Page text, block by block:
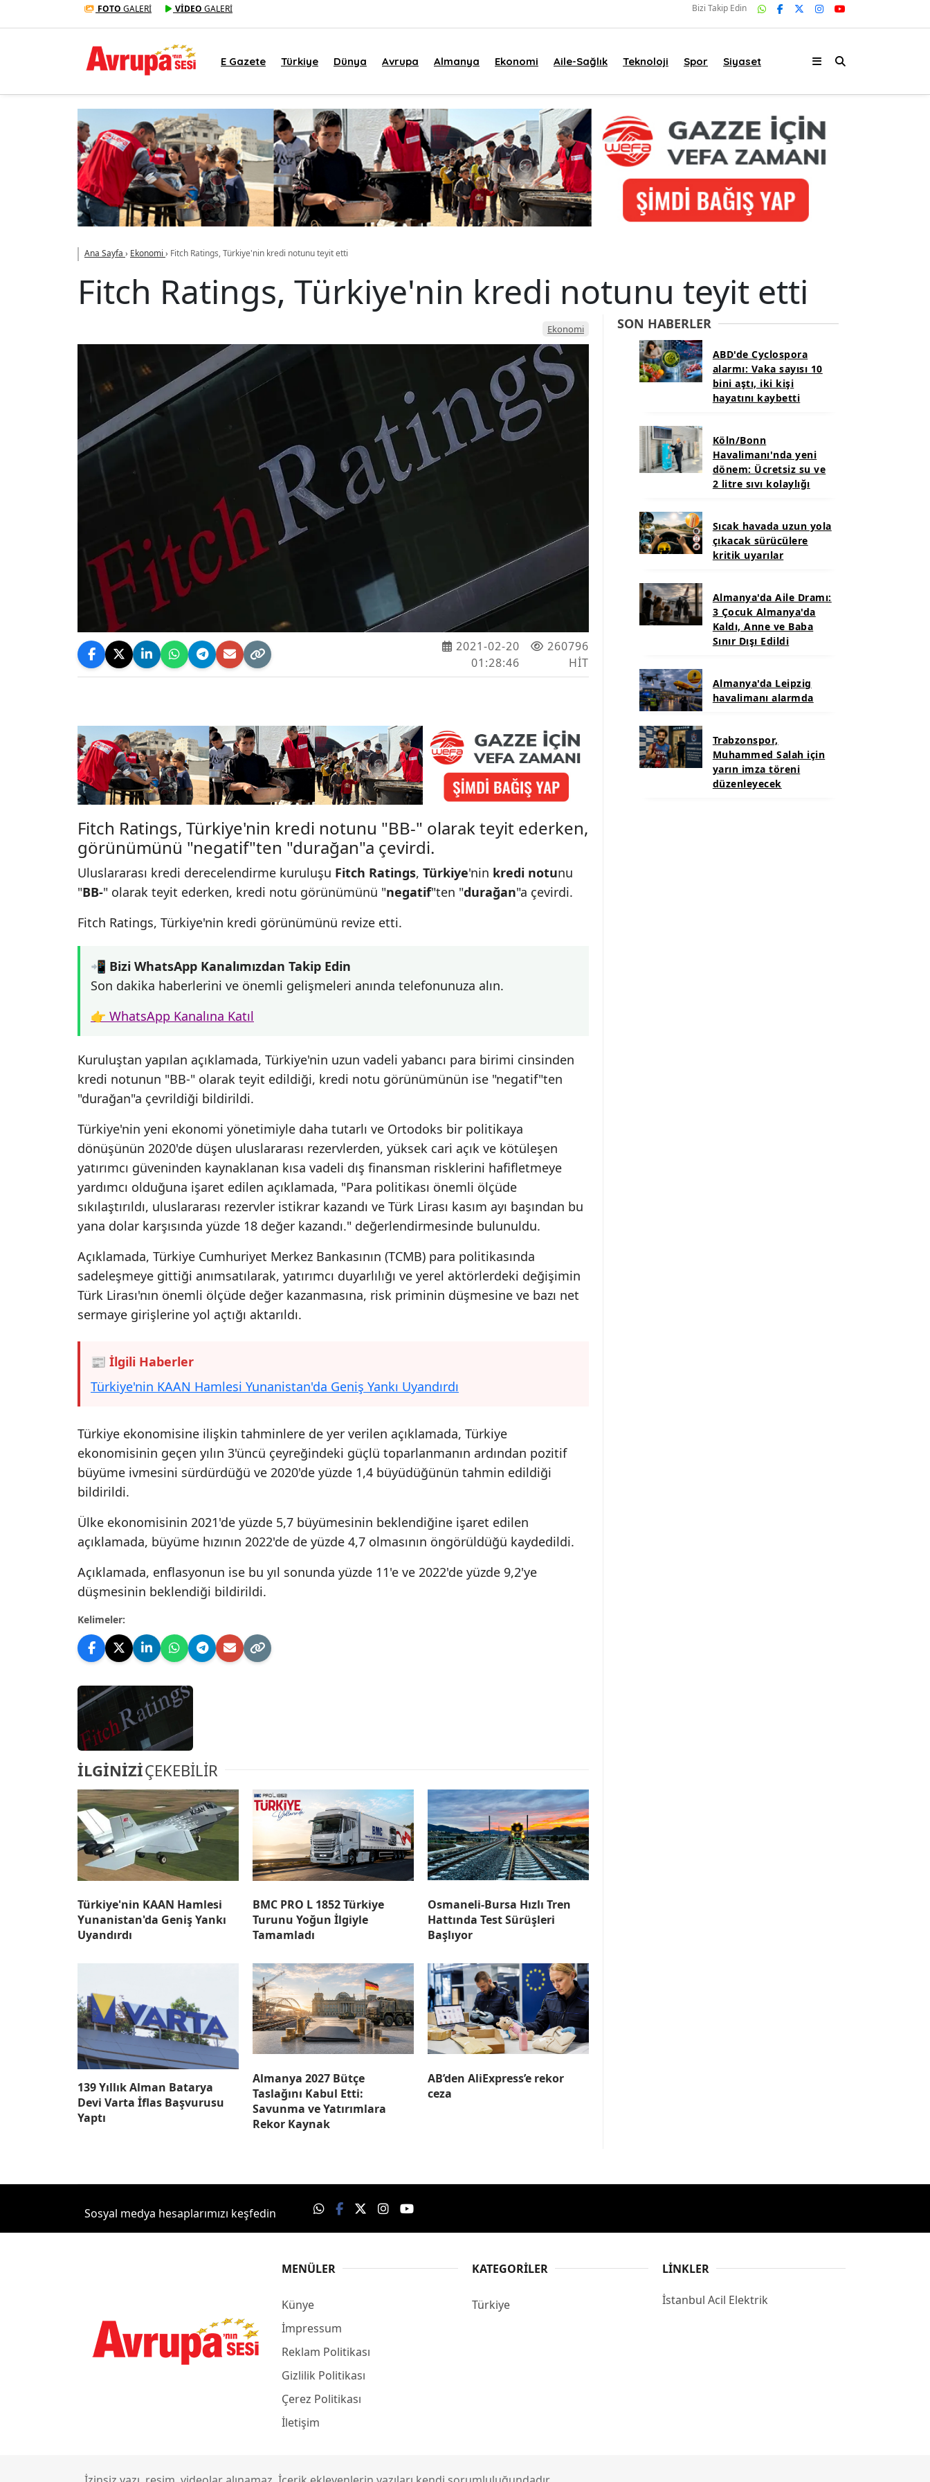
FOTO GALERİ VİDEO GALERİ Bizi Takip Edin
E Gazete Türkiye Dünya Avrupa Almanya Ekonomi Aile-Sağlık Teknoloji Spor Siyaset
Ana Sayfa › Ekonomi › Fitch Ratings, Türkiye'nin kredi notunu teyit etti
Fitch Ratings, Türkiye'nin kredi notunu teyit etti
Ekonomi
2021-02-20
01:28:46
260796
HIT
Fitch Ratings, Türkiye'nin kredi notunu "BB-" olarak teyit ederken,
görünümünü "negatif"ten "durağan"a çevirdi.
Uluslararası kredi derecelendirme kuruluşu Fitch Ratings, Türkiye'nin kredi notunu
"BB-" olarak teyit ederken, kredi notu görünümünü "negatif"ten "durağan"a çevirdi.
Fitch Ratings, Türkiye'nin kredi görünümünü revize etti.
📲 Bizi WhatsApp Kanalımızdan Takip Edin
Son dakika haberlerini ve önemli gelişmeleri anında telefonunuza alın.
👉 WhatsApp Kanalına Katıl
Kuruluştan yapılan açıklamada, Türkiye'nin uzun vadeli yabancı para birimi cinsinden
kredi notunun "BB-" olarak teyit edildiği, kredi notu görünümünün ise "negatif"ten
"durağan"a çevrildiği bildirildi.
Türkiye'nin yeni ekonomi yönetimiyle daha tutarlı ve Ortodoks bir politikaya
dönüşünün 2020'de düşen uluslararası rezervlerden, yüksek cari açık ve kötüleşen
yatırımcı güveninden kaynaklanan kısa vadeli dış finansman risklerini hafifletmeye
yardımcı olduğuna işaret edilen açıklamada, "Para politikası önemli ölçüde
sıkılaştırıldı, uluslararası rezervler istikrar kazandı ve Türk Lirası kasım ayı başından bu
yana dolar karşısında yüzde 18 değer kazandı." değerlendirmesinde bulunuldu.
Açıklamada, Türkiye Cumhuriyet Merkez Bankasının (TCMB) para politikasında
sadeleşmeye gittiği anımsatılarak, yatırımcı duyarlılığı ve yerel aktörlerdeki değişimin
Türk Lirası'nın önemli ölçüde değer kazanmasına, risk priminin düşmesine ve bazı net
sermaye girişlerine yol açtığı aktarıldı.
📰 İlgili Haberler
Türkiye'nin KAAN Hamlesi Yunanistan'da Geniş Yankı Uyandırdı
Türkiye ekonomisine ilişkin tahminlere de yer verilen açıklamada, Türkiye
ekonomisinin geçen yılın 3'üncü çeyreğindeki güçlü toparlanmanın ardından pozitif
büyüme ivmesini sürdürdüğü ve 2020'de yüzde 1,4 büyüdüğünün tahmin edildiği
bildirildi.
Ülke ekonomisinin 2021'de yüzde 5,7 büyümesinin beklendiğine işaret edilen
açıklamada, büyüme hızının 2022'de de yüzde 4,7 olmasının öngörüldüğü kaydedildi.
Açıklamada, enflasyonun ise bu yıl sonunda yüzde 11'e ve 2022'de yüzde 9,2'ye
düşmesinin beklendiği bildirildi.
Kelimeler:
İLGİNİZİÇEKEBİLİR
Türkiye'nin KAAN Hamlesi
Yunanistan'da Geniş Yankı
Uyandırdı
BMC PRO L 1852 Türkiye
Turunu Yoğun İlgiyle
Tamamladı
Osmaneli-Bursa Hızlı Tren
Hattında Test Sürüşleri
Başlıyor
139 Yıllık Alman Batarya
Devi Varta İflas Başvurusu
Yaptı
Almanya 2027 Bütçe
Taslağını Kabul Etti:
Savunma ve Yatırımlara
Rekor Kaynak
AB’den AliExpress’e rekor
ceza
SON HABERLER
ABD'de Cyclospora
alarmı: Vaka sayısı 10
bini aştı, iki kişi
hayatını kaybetti
Köln/Bonn
Havalimanı'nda yeni
dönem: Ücretsiz su ve
2 litre sıvı kolaylığı
Sıcak havada uzun yola
çıkacak sürücülere
kritik uyarılar
Almanya'da Aile Dramı:
3 Çocuk Almanya'da
Kaldı, Anne ve Baba
Sınır Dışı Edildi
Almanya'da Leipzig
havalimanı alarmda
Trabzonspor,
Muhammed Salah için
yarın imza töreni
düzenleyecek
Sosyal medya hesaplarımızı keşfedin
MENÜLER
Künye
İmpressum
Reklam Politikası
Gizlilik Politikası
Çerez Politikası
İletişim
KATEGORILER
Türkiye
LINKLER
İstanbul Acil Elektrik